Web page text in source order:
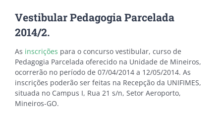
Vestibular Pedagogia Parcelada
2014/2.
As inscrições para o concurso vestibular, curso de
Pedagogia Parcelada oferecido na Unidade de Mineiros,
ocorrerão no período de 07/04/2014 a 12/05/2014. As
inscrições poderão ser feitas na Recepção da UNIFIMES,
situada no Campus I, Rua 21 s/n, Setor Aeroporto,
Mineiros-GO.